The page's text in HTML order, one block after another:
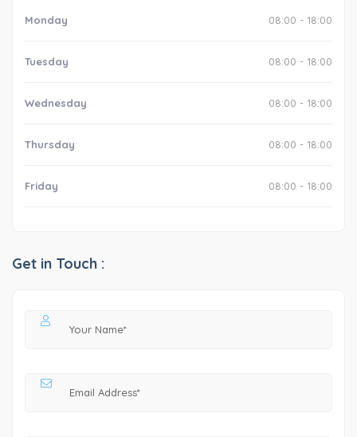
Monday 08:00 - 18:00
Tuesday 08:00 - 18:00
Wednesday 08:00 - 18:00
Thursday 08:00 - 18:00
Friday 08:00 - 18:00
Get in Touch :